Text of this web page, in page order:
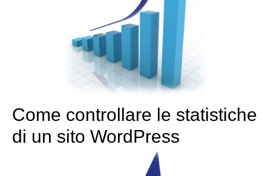
Come controllare le statistiche
di un sito WordPress